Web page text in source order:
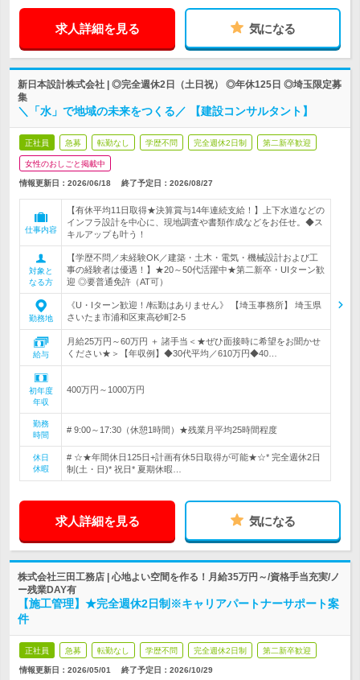
求人詳細を見る 気になる
新日本設計株式会社 | ◎完全週休2日（土日祝） ◎年休125日 ◎埼玉限定募
集
＼「水」で地域の未来をつくる／ 【建設コンサルタント】
正社員 急募 転勤なし 学歴不問 完全週休2日制 第二新卒歓迎
女性のおしごと掲載中
情報更新日：2026/06/18 終了予定日： 2026/08/27
仕事内容
【有休平均11日取得★決算賞与14年連続支給！】上下水道などの
インフラ設計を中心に、現地調査や書類作成などをお任せ。◆ス
キルアップも叶う！
対象と
なる方
【学歴不問／未経験OK／建築・土木・電気・機械設計および工
事の経験者は優遇！】★20～50代活躍中★第二新卒・UIターン歓
迎 ◎要普通免許（AT可）
勤務地
《U・Iターン歓迎！/転勤はありません》 【埼玉事務所】 埼玉県
さいたま市浦和区東高砂町2-5
給与
月給25万円～60万円 ＋ 諸手当＜★ぜひ面接時に希望をお聞かせ
ください★＞【年収例】◆30代平均／610万円◆40…
初年度
年収
400万円～1000万円
勤務
時間
# 9:00～17:30（休憩1時間）★残業月平均25時間程度
休日
休暇
# ☆★年間休日125日+計画有休5日取得が可能★☆* 完全週休2日
制(土・日)* 祝日* 夏期休暇…
求人詳細を見る 気になる
株式会社三田工務店 | 心地よい空間を作る！月給35万円～/資格手当充実/ノ
ー残業DAY有
【施工管理】★完全週休2日制※キャリアパートナーサポート案
件
正社員 急募 転勤なし 学歴不問 完全週休2日制 第二新卒歓迎
情報更新日：2026/05/01 終了予定日： 2026/10/29